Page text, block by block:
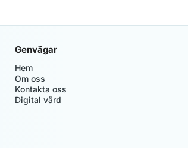
Genvägar
Hem
Om oss
Kontakta oss
Digital vård